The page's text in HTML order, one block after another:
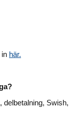
in här.
delbetalning, Swish,